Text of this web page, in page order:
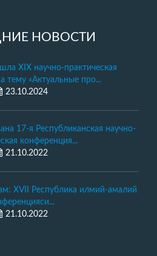
НОВОСТИ
XIX научно-практическая
тему «Актуальные про...
23.10.2024
17-я Республиканская научно-
конференция...
21.10.2022
XVII Республика илмий-амалий
21.10.2022